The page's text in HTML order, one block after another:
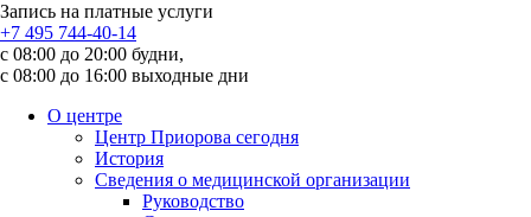
Запись на платные услуги
+7 495 744-40-14
с 08:00 до 20:00 будни,
с 08:00 до 16:00 выходные дни
О центре
Центр Приорова сегодня
История
Сведения о медицинской организации
Руководство